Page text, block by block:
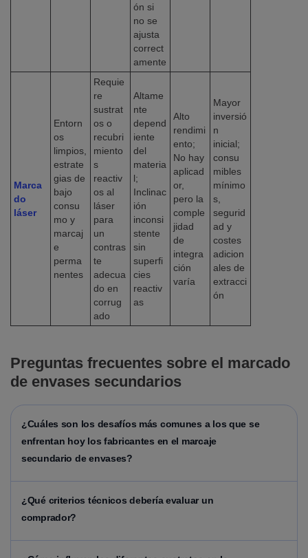
ón si
no se
ajusta
correct
amente
Marca
do
láser
Entorn
os
limpios,
estrate
gias de
bajo
consu
mo y
marcaj
e
perma
nentes
Requie
re
sustrat
os o
recubri
miento
s
reactiv
os al
láser
para
un
contras
te
adecua
do en
corrug
ado
Altame
nte
depend
iente
del
materia
l;
Inclinac
ión
inconsi
stente
sin
superfi
cies
reactiv
as
Alto
rendimi
ento;
No hay
aplicad
or,
pero la
comple
jidad
de
integra
ción
varía
Mayor
inversió
n
inicial;
consu
mibles
mínimo
s,
segurid
ad y
costes
adicion
ales de
extracci
ón
Preguntas frecuentes sobre el marcado
de envases secundarios
¿Cuáles son los desafíos más comunes a los que se
enfrentan hoy los fabricantes en el marcaje
secundario de envases?
¿Qué criterios técnicos debería evaluar un
comprador?